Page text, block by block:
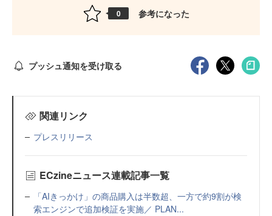
0 参考になった
プッシュ通知を受け取る
関連リンク
プレスリリース
ECzineニュース連載記事一覧
「AIきっかけ」の商品購入は半数超、一方で約9割が検
索エンジンで追加検証を実施／ PLAN...